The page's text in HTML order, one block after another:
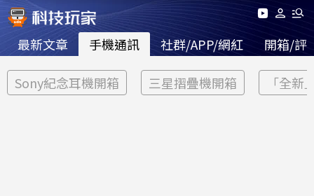
最新文章 手機通訊 社群/APP/網紅 開箱/評
Sony紀念耳機開箱 三星摺疊機開箱 「全新